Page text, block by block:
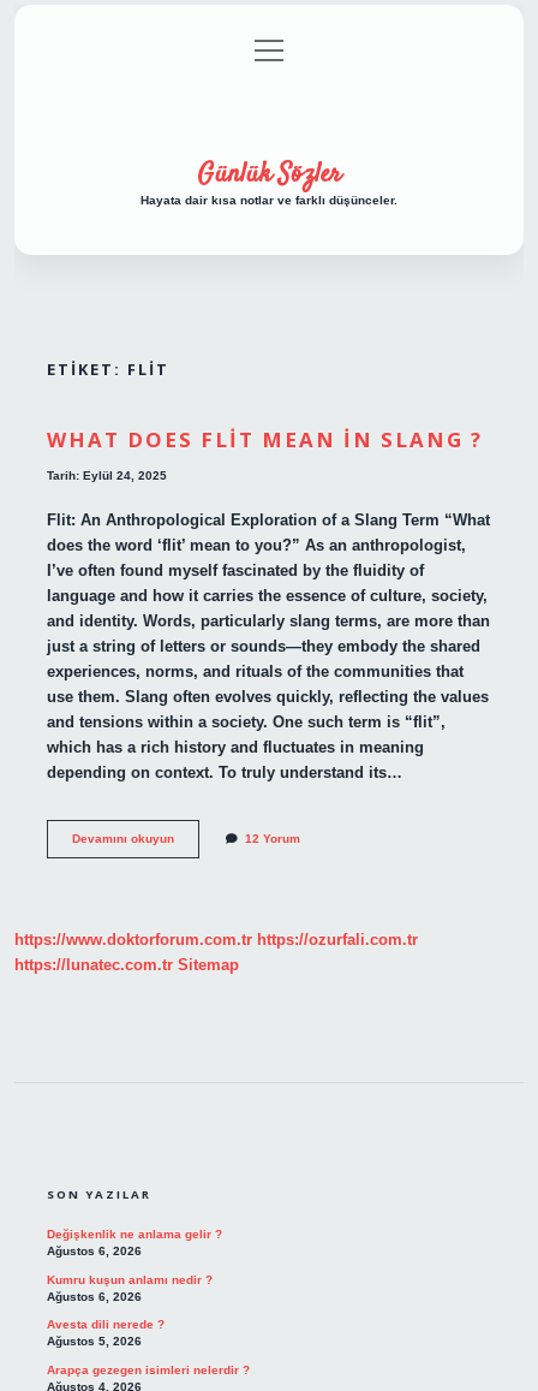
Gizlilik Politikası
menüyü
aç
Günlük Sözler
Hayata dair kısa notlar ve farklı düşünceler.
ETIKET: FLIT
WHAT DOES FLIT MEAN IN SLANG ?
Tarih: Eylül 24, 2025
Flit: An Anthropological Exploration of a Slang Term “What
does the word ‘flit’ mean to you?” As an anthropologist,
I’ve often found myself fascinated by the fluidity of
language and how it carries the essence of culture, society,
and identity. Words, particularly slang terms, are more than
just a string of letters or sounds—they embody the shared
experiences, norms, and rituals of the communities that
use them. Slang often evolves quickly, reflecting the values
and tensions within a society. One such term is “flit”,
which has a rich history and fluctuates in meaning
depending on context. To truly understand its…
Devamını okuyunWhat
?
12 Yorum
https://www.doktorforum.com.tr https://ozurfali.com.tr
https://lunatec.com.tr Sitemap
SON YAZILAR
Değişkenlik ne anlama gelir ?
Ağustos 6, 2026
Kumru kuşun anlamı nedir ?
Ağustos 6, 2026
Avesta dili nerede ?
Ağustos 5, 2026
Arapça gezegen isimleri nelerdir ?
Ağustos 4, 2026